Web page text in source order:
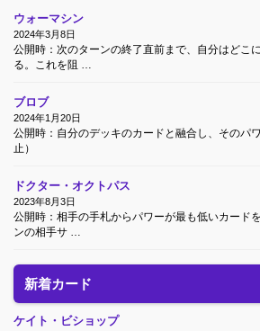
ウォーマシン
2024年3月8日
公開時：次のターンの終了直前まで、自分はどこ
る。これを阻 …
ブロブ
2024年1月20日
公開時：自分のデッキのカードと融合し、そのパ
止）
ドクター・オクトパス
2023年8月3日
公開時：相手の手札からパワーが最も低いカード
ンの相手サ …
新着カード
ケイト・ビショップ